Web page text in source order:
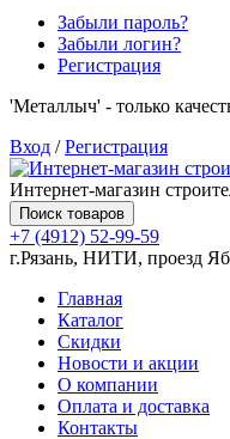
Забыли пароль?
Забыли логин?
Регистрация
'Металлыч' - только
Вход /Регистрация
Интернет-магазин
Поиск товаров
+7 (4912) 52-99-59
г.Рязань, НИТИ, проезд
Главная
Каталог
Скидки
Новости и акции
О компании
Оплата и доставка
Контакты